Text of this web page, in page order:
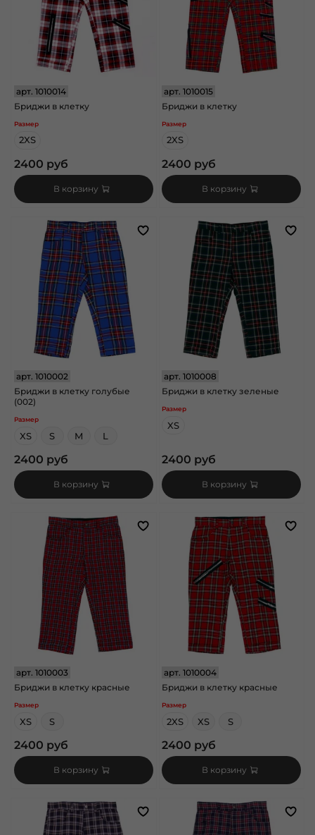
арт. 1010014
Бриджи в клетку
Размер
2XS
2400 руб
В корзину
арт.1010015
Бриджи в клетку
Размер
2XS
2400 руб
В корзину
арт. 1010002
Бриджи в клетку голубые
(002)
Размер
XS S M L
2400 руб
В корзину
арт.1010008
Бриджи в клетку зеленые
Размер
XS
2400 руб
В корзину
арт. 1010003
Бриджи в клетку красные
Размер
XS S
2400 руб
В корзину
арт.1010004
Бриджи в клетку красные
Размер
2XS XS S
2400 руб
В корзину